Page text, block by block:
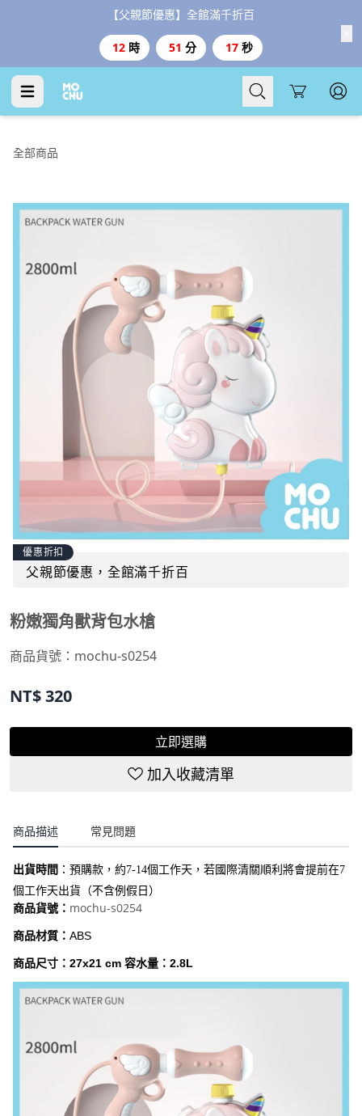
【父親節優惠】全館滿千折百
12 時 51 分 17 秒
Cart
全部商品
優惠折扣
父親節優惠，全館滿千折百
粉嫩獨角獸背包水槍
商品貨號：mochu-s0254
NT$320
立即選購
加入收藏清單
商品描述 常見問題
出貨時間 ： 預購款，約7-14個工作天，若國際清關順利將會提前在7
個工作天出貨（不含例假日）
商品貨號： mochu-s0254
商品材質： ABS
商品尺寸：27x21 cm 容水量：2.8L